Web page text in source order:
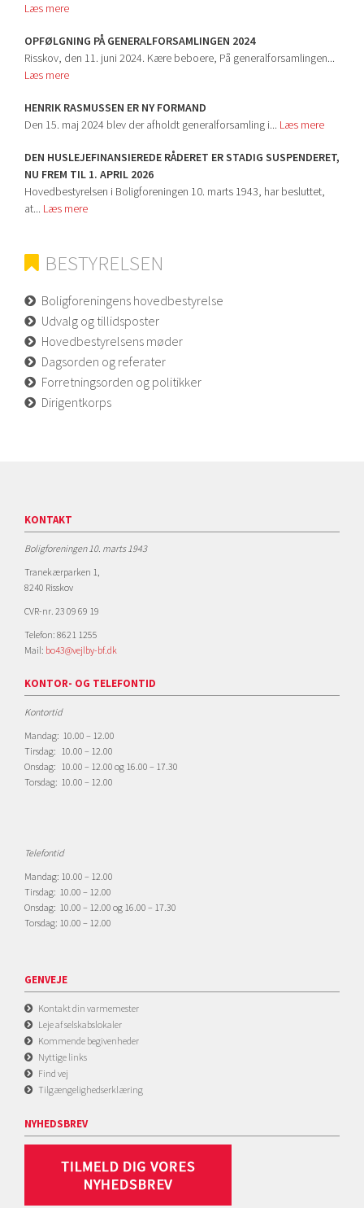
Læs mere
OPFØLGNING PÅ GENERALFORSAMLINGEN 2024
Risskov, den 11. juni 2024. Kære beboere, På generalforsamlingen...
Læs mere
HENRIK RASMUSSEN ER NY FORMAND
Den 15. maj 2024 blev der afholdt generalforsamling i... Læs mere
DEN HUSLEJEFINANSIEREDE RÅDERET ER STADIG SUSPENDERET,
NU FREM TIL 1. APRIL 2026
Hovedbestyrelsen i Boligforeningen 10. marts 1943, har besluttet,
at... Læs mere
BESTYRELSEN
Boligforeningens hovedbestyrelse
Udvalg og tillidsposter
Hovedbestyrelsens møder
Dagsorden og referater
Forretningsorden og politikker
Dirigentkorps
KONTAKT
Boligforeningen 10. marts 1943
Tranekærparken 1,
8240 Risskov
CVR-nr. 23 09 69 19
Telefon: 8621 1255
Mail: bo43@vejlby-bf.dk
KONTOR- OG TELEFONTID
Kontortid
Mandag: 10.00 – 12.00
Tirsdag: 10.00 – 12.00
Onsdag: 10.00 – 12.00 og 16.00 – 17.30
Torsdag: 10.00 – 12.00
Telefontid
Mandag: 10.00 – 12.00
Tirsdag: 10.00 – 12.00
Onsdag: 10.00 – 12.00 og 16.00 – 17.30
Torsdag: 10.00 – 12.00
GENVEJE
Kontakt din varmemester
Leje af selskabslokaler
Kommende begivenheder
Nyttige links
Find vej
Tilgængelighedserklæring
NYHEDSBREV